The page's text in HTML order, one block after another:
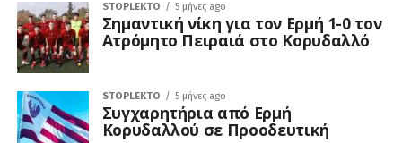
STOPLEKTO 5 μήνες ago
Σημαντική νίκη για τον Ερμή 1-0 τον
Ατρόμητο Πειραιά στο Κορυδαλλό
STOPLEKTO 5 μήνες ago
Συγχαρητήρια από Ερμή
Κορυδαλλού σε Προοδευτική